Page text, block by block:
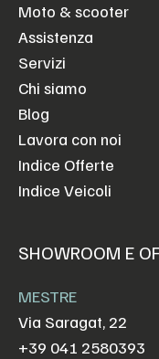
Moto & scooter
Assistenza
Servizi
Chi siamo
Blog
Lavora con noi
Indice Offerte
Indice Veicoli
SHOWROOM E
MESTRE
Via Saragat, 22
+39 041 2580393